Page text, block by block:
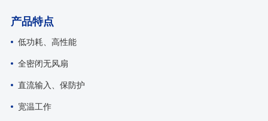
产品特点
低功耗、高性能
全密闭无风扇
直流输入、保防护
宽温工作